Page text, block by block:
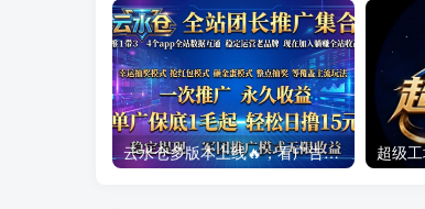
云水仓多版本上线🔥，看广告赚零花钱提现靠谱，多版本同步创收，提现稳定靠谱